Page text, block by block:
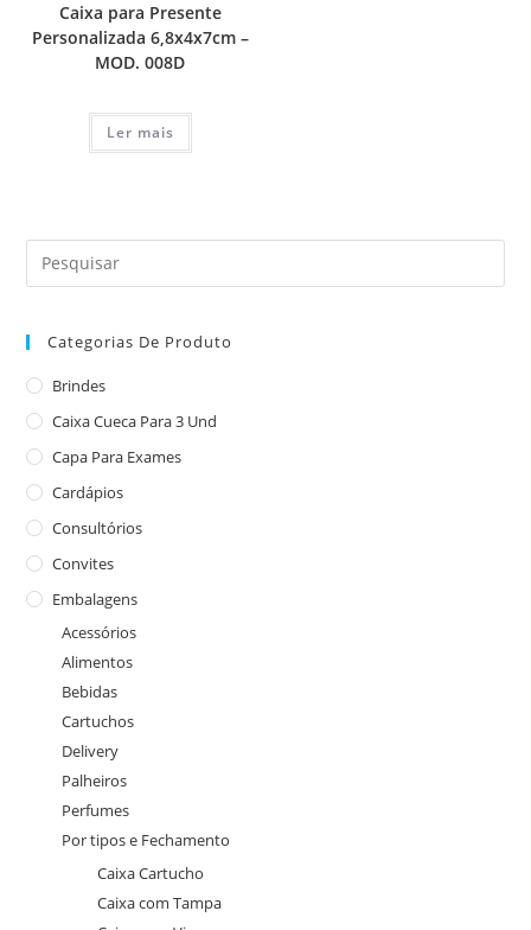
Caixa para Presente
Personalizada 6,8x4x7cm –
MOD. 008D
Ler mais
Categorias De Produto
Brindes
Caixa Cueca Para 3 Und
Capa Para Exames
Cardápios
Consultórios
Convites
Embalagens
Acessórios
Alimentos
Bebidas
Cartuchos
Delivery
Palheiros
Perfumes
Por tipos e Fechamento
Caixa Cartucho
Caixa com Tampa